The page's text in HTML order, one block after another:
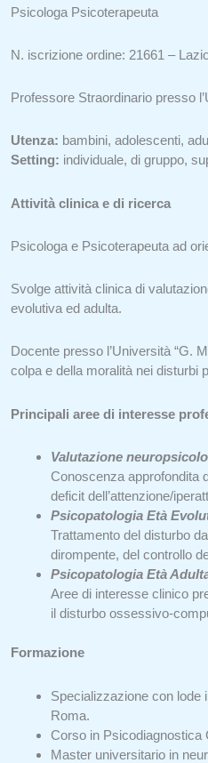
Psicologa Psicoterapeuta
N. iscrizione ordine: 21661 –
Professore Straordinario presso
Utenza: bambini, adolescenti,
Setting: individuale, di gruppo,
Attività clinica e di ricerca
Psicologa e Psicoterapeuta ad
Svolge attività clinica di
evolutiva ed adulta.
Docente presso l’Università “G.
colpa e della moralità nei disturbi
Principali aree di interesse
Valutazione
Conoscenza approfondita
deficit dell’attenzione/
Psicopatologia Età
Trattamento del disturbo
dirompente, del controllo
Psicopatologia Età
Aree di interesse clinico
il disturbo ossessivo-
Formazione
Specializzazione con lode
Roma.
Corso in Psicodiagnostica
Master universitario in